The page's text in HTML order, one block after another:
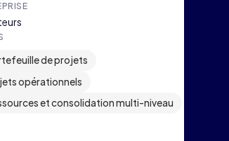
de projets
opérationnels
et consolidation multi-niveau